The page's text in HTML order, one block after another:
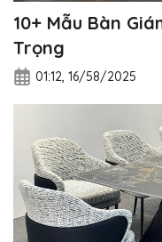
10+ Mẫu Bàn
Trọng
01:12, 16/58/2025